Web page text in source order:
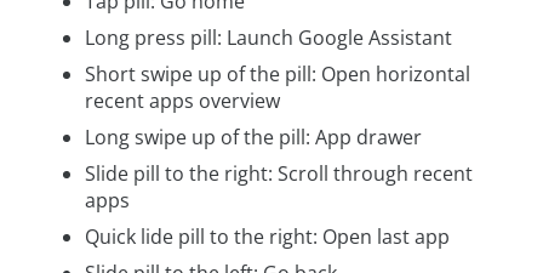
Long press pill: Launch Google Assistant
Short swipe up of the pill: Open horizontal
recent apps overview
Long swipe up of the pill: App drawer
Slide pill to the right: Scroll through recent
apps
Quick lide pill to the right: Open last app